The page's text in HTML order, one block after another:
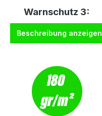
Warnschutz 3:
Beschreibung anzeigen